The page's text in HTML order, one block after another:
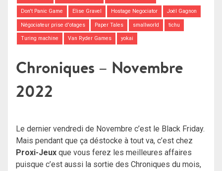
Don't Panic Game Elise Gravel Hostage Negociator Joël Gagnon
Négociateur prise d'otages Paper Tales smallworld tichu
Turing machine Van Ryder Games yokai
Chroniques – Novembre
2022
Le dernier vendredi de Novembre c’est le Black Friday.
Mais pendant que ça déstocke à tout va, c’est chez
Proxi-Jeux que vous ferez les meilleures affaires
puisque c’est aussi la sortie des Chroniques du mois,